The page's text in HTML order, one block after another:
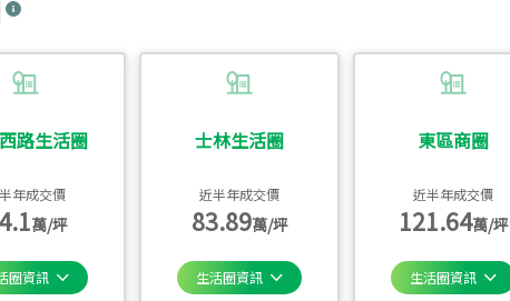
路生活圈
年成交價
萬/坪
圈資訊
士林生活圈
近半年成交價
83.89萬/坪
生活圈資訊
東區商圈
近半年成交價
121.64萬/坪
生活圈資訊